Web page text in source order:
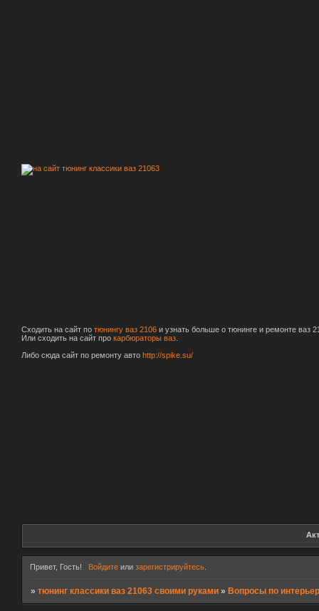
Сходить на сайт по тюнингу ваз 2106 и узнать больше о тюнинге и ремонте ваз
Или сходить на сайт про карбюраторы ваз
Либо сюда сайт по ремонту авто http://spike.su/
Привет, Гость! Войдитеили зарегистрируйтесь.
»тюнинг классики ваз 21063 своими руками »Вопросы по